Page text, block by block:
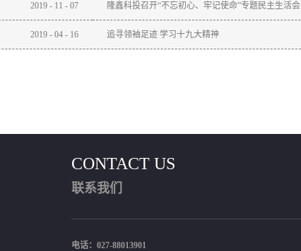
2019 - 11 - 07 隆鑫科投召开“不忘初心、牢记使命”专题民主生活会
2019 - 04 - 16 追寻领袖足迹 学习十九大精神
CONTACT US
联系我们
电话：027-88013901